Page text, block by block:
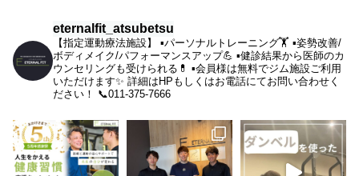
eternalfit_atsubetsu
【指定運動療法施設】 ▪︎パーソナルトレーニング🏋️ ▪︎姿勢改善/
ボディメイク/パフォーマンスアップ💪 ▪︎健診結果から医師のカ
ウンセリングも受けられる💊 ▪︎会員様は無料でジム施設ご利用
いただけます✨ 詳細はHPもしくはお電話にてお問い合わせく
ださい！
📞011-375-7666